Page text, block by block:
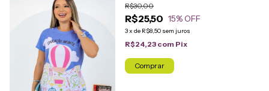
R$25,50
R$30,00
15% OFF
3x de R$8,50 sem juros
R$24,23 com Pix
Comprar